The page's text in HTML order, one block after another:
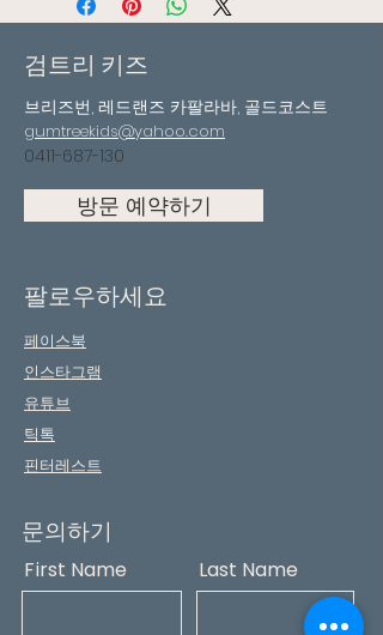
검트리 키즈
브리즈번, 레드랜즈 카팔라바, 골드코스트
gumtreekids@yahoo.com
0411-687-130
방문 예약하기
팔로우하세요
페이스북
인스타그램
유튜브
틱톡
핀터레스트
문의하기
First Name Last Name